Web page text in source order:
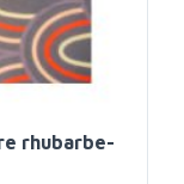
rhubarbe-